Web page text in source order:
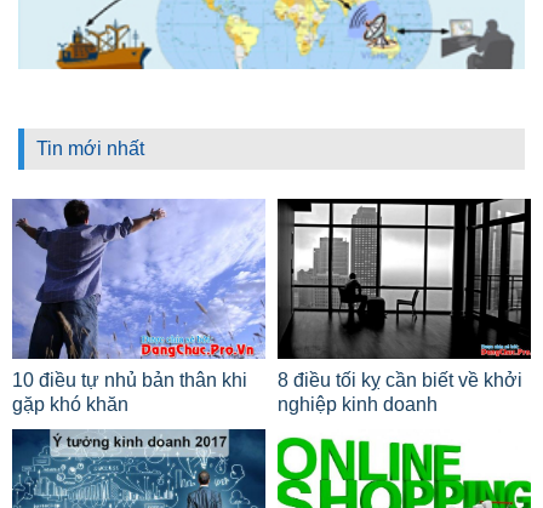
Tin mới nhất
10 điều tự nhủ bản thân khi
gặp khó khăn
8 điều tối kỵ cần biết về khởi
nghiệp kinh doanh